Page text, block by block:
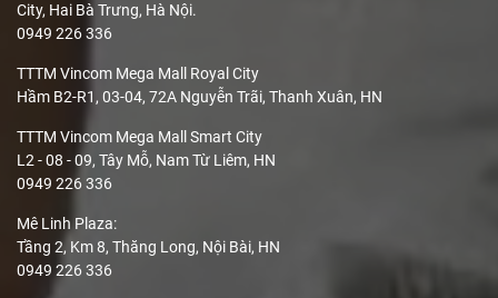
City, Hai Bà Trưng, Hà Nội.
0949 226 336
TTTM Vincom Mega Mall Royal City
Hầm B2-R1, 03-04, 72A Nguyễn Trãi, Thanh Xuân, HN
TTTM Vincom Mega Mall Smart City
L2 - 08 - 09, Tây Mỗ, Nam Từ Liêm, HN
0949 226 336
Mê Linh Plaza:
Tầng 2, Km 8, Thăng Long, Nội Bài, HN
0949 226 336